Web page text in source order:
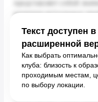
Текст доступен в
расширенной
Как выбрать
клуба: близость к
проходимым местам,
по выбору локации.